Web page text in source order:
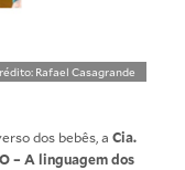
Rafael Casagrande
dos bebês, a Cia.
– A linguagem dos